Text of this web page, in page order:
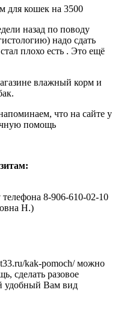
для кошек на 3500
назад по поводу
надо сдать
плохо есть . Это ещё
влажный корм и
что на сайте у
помощь
8-906-610-02-10
Н.)
kak-pomoch/ можно
сделать разовое
удобный Вам вид